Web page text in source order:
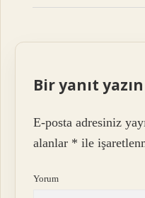
Bir yanıt yazın
E-posta adresiniz
alanlar * ile
Yorum